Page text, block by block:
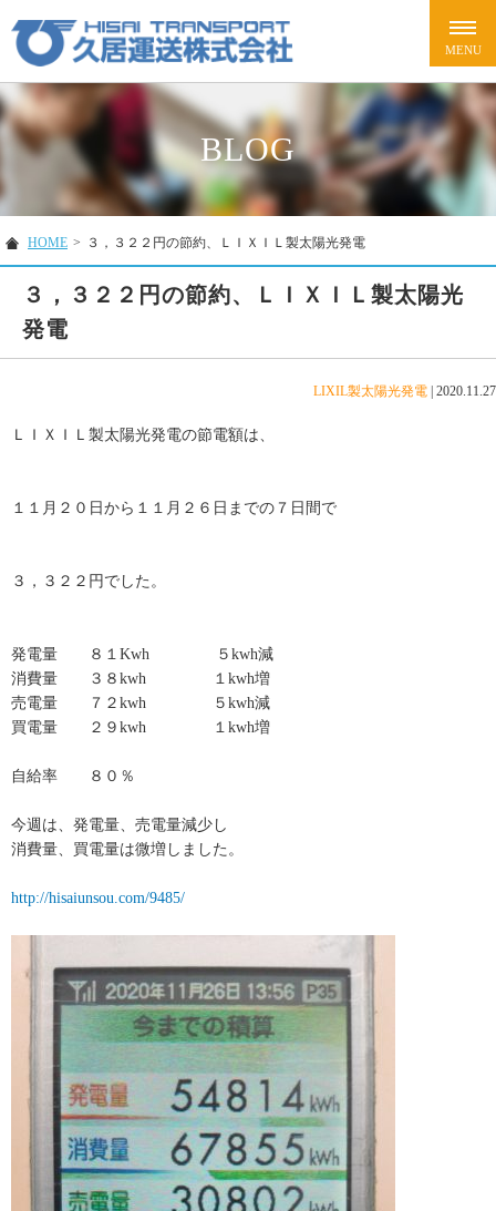
BLOG
HOME > ３，３２２円の節約、ＬＩＸＩＬ製太陽光発電
３，３２２円の節約、ＬＩＸＩＬ製太陽光
発電
LIXIL製太陽光発電 2020.11.27
ＬＩＸＩＬ製太陽光発電の節電額は、
１１月２０日から１１月２６日までの７日間で
３，３２２円でした。
発電量 ８１Kwh ５kwh減
消費量 ３８kwh １kwh増
売電量 ７２kwh ５kwh減
買電量 ２９kwh １kwh増
自給率 ８０％
今週は、発電量、売電量減少し
消費量、買電量は微増しました。
http://hisaiunsou.com/9485/